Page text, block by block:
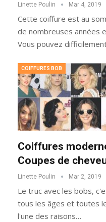
Linette Poulin Mar 4, 2019
Cette coiffure est au
de nombreuses années
Vous pouvez
COIFFURES BOB
Coiffures
Coupes de
Linette Poulin Mar 2, 2019
Le truc avec les bobs,
tous les âges et toutes
l'une des raisons…